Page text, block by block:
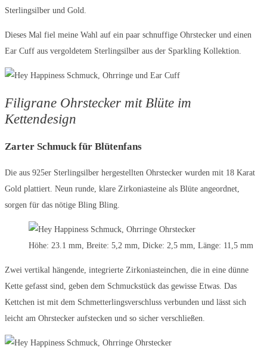
Sterlingsilber und Gold.
Dieses Mal fiel meine Wahl auf ein paar schnuffige Ohrstecker und einen
Ear Cuff aus vergoldetem Sterlingsilber aus der Sparkling Kollektion.
Filigrane Ohrstecker mit Blüte im
Kettendesign
Zarter Schmuck für Blütenfans
Die aus 925er Sterlingsilber hergestellten Ohrstecker wurden mit 18 Karat
Gold plattiert. Neun runde, klare Zirkoniasteine als Blüte angeordnet,
sorgen für das nötige Bling Bling.
Höhe: 23.1 mm, Breite: 5,2 mm, Dicke: 2,5 mm, Länge: 11,5 mm
Zwei vertikal hängende, integrierte Zirkoniasteinchen, die in eine dünne
Kette gefasst sind, geben dem Schmuckstück das gewisse Etwas. Das
Kettchen ist mit dem Schmetterlingsverschluss verbunden und lässt sich
leicht am Ohrstecker aufstecken und so sicher verschließen.